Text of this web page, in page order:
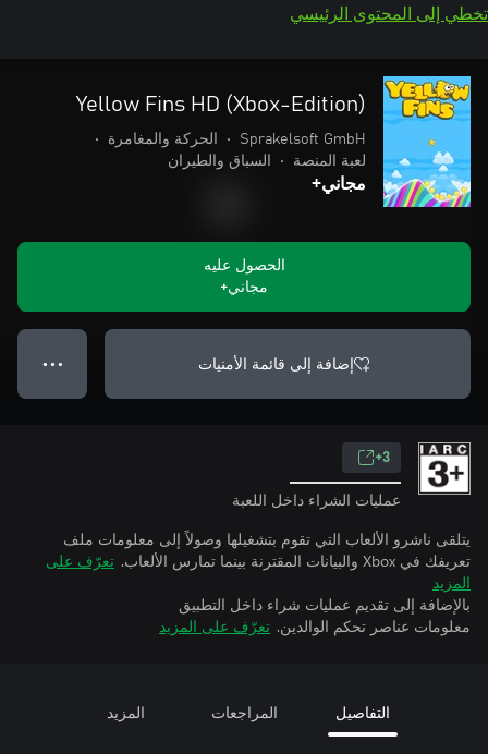
تخطي إلى المحتوى الرئيسي
Yellow Fins HD (Xbox-Edition)
Sprakelsoft GmbH
• الحركة والمغامرة
•
لعبة المنصة
• السباق والطيران
مجاني+
الحصول عليه
مجاني+
إضافة إلى قائمة الأمنيات ● ● ●
3+
عمليات الشراء داخل اللعبة
يتلقى ناشرو الألعاب التي تقوم بتشغيلها وصولاً إلى معلومات ملف
تعريفك في Xbox والبيانات المقترنة بينما تمارس الألعاب.
تعرّف على
المزيد
بالإضافة إلى تقديم عمليات شراء داخل التطبيق
معلومات عناصر تحكم الوالدين. تعرّف على المزيد
التفاصيل المراجعات المزيد